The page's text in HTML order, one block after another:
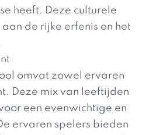
heeft. Deze culturele
de rijke erfenis en het
omvat zowel ervaren
Deze mix van leeftijden
een evenwichtige en
ervaren spelers bieden